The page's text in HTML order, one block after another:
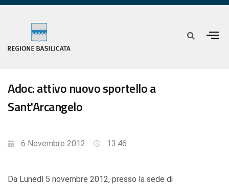
Adoc: attivo nuovo sportello a
Sant'Arcangelo
6 Novembre 2012 13:46
Da Lunedì 5 novembre 2012, presso la sede di